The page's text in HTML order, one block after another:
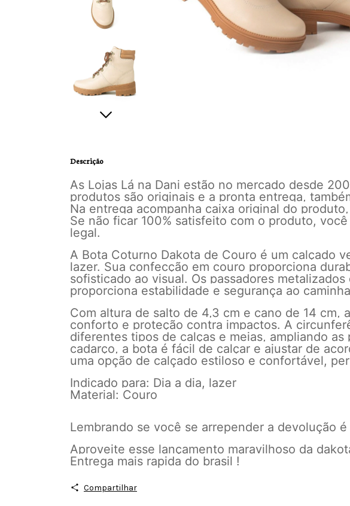
Descrição
As Lojas Lá na Dani estão no mercado desde
produtos são originais e a pronta entrega,
Na entrega acompanha caixa original do
Se não ficar 100% satisfeito com o produto,
legal.
A Bota Coturno Dakota de Couro é um calçado
lazer. Sua confecção em couro proporciona
sofisticado ao visual. Os passadores
proporciona estabilidade e segurança ao
Com altura de salto de 4,3 cm e cano de 14
conforto e proteção contra impactos. A
diferentes tipos de calças e meias, ampliando
cadarço, a bota é fácil de calçar e ajustar de
uma opção de calçado estiloso e confortável,
Indicado para: Dia a dia, lazer
Material: Couro
Lembrando se você se arrepender a devolução
Aproveite esse lançamento maravilhoso da
Entrega mais rapida do brasil !
Compartilhar